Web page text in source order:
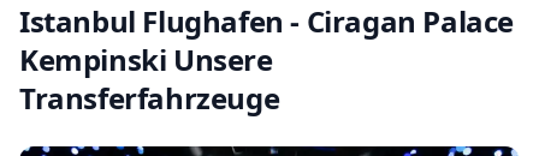
Istanbul Flughafen - Ciragan Palace
Kempinski Unsere
Transferfahrzeuge